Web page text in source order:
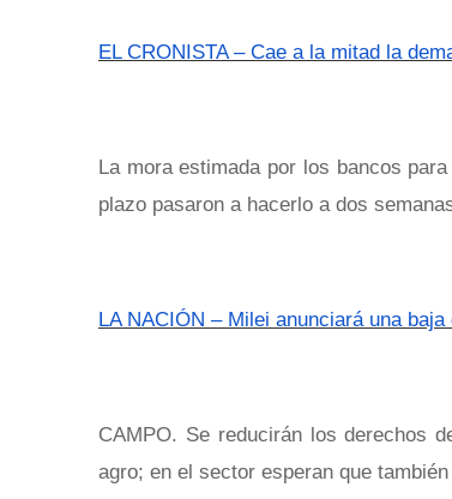
EL CRONISTA – Cae a la mitad la
La mora estimada por los bancos
plazo pasaron a hacerlo a dos
LA NACIÓN – Milei anunciará una
CAMPO. Se reducirán los derechos
agro; en el sector esperan que